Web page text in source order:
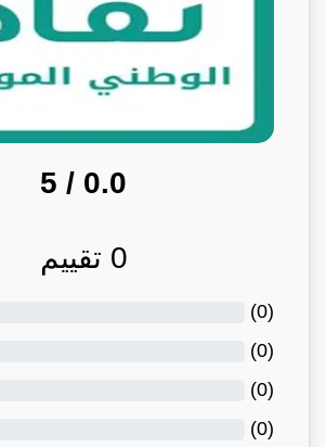
0.0
/ 5
0 تقييم
(
0
)
(
0
)
(
0
)
(
0
)